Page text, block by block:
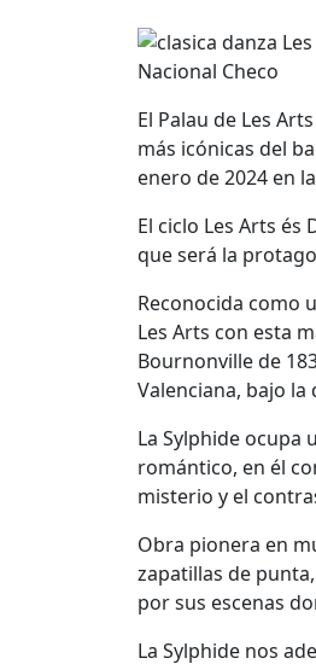
El Palau de Les
más icónicas del
enero de 2024 en
El ciclo Les Arts és
que será la
Reconocida como
Les Arts con esta
Bournonville de
Valenciana, bajo
La Sylphide ocupa
romántico, en él
misterio y el
Obra pionera en
zapatillas de
por sus escenas
La Sylphide nos